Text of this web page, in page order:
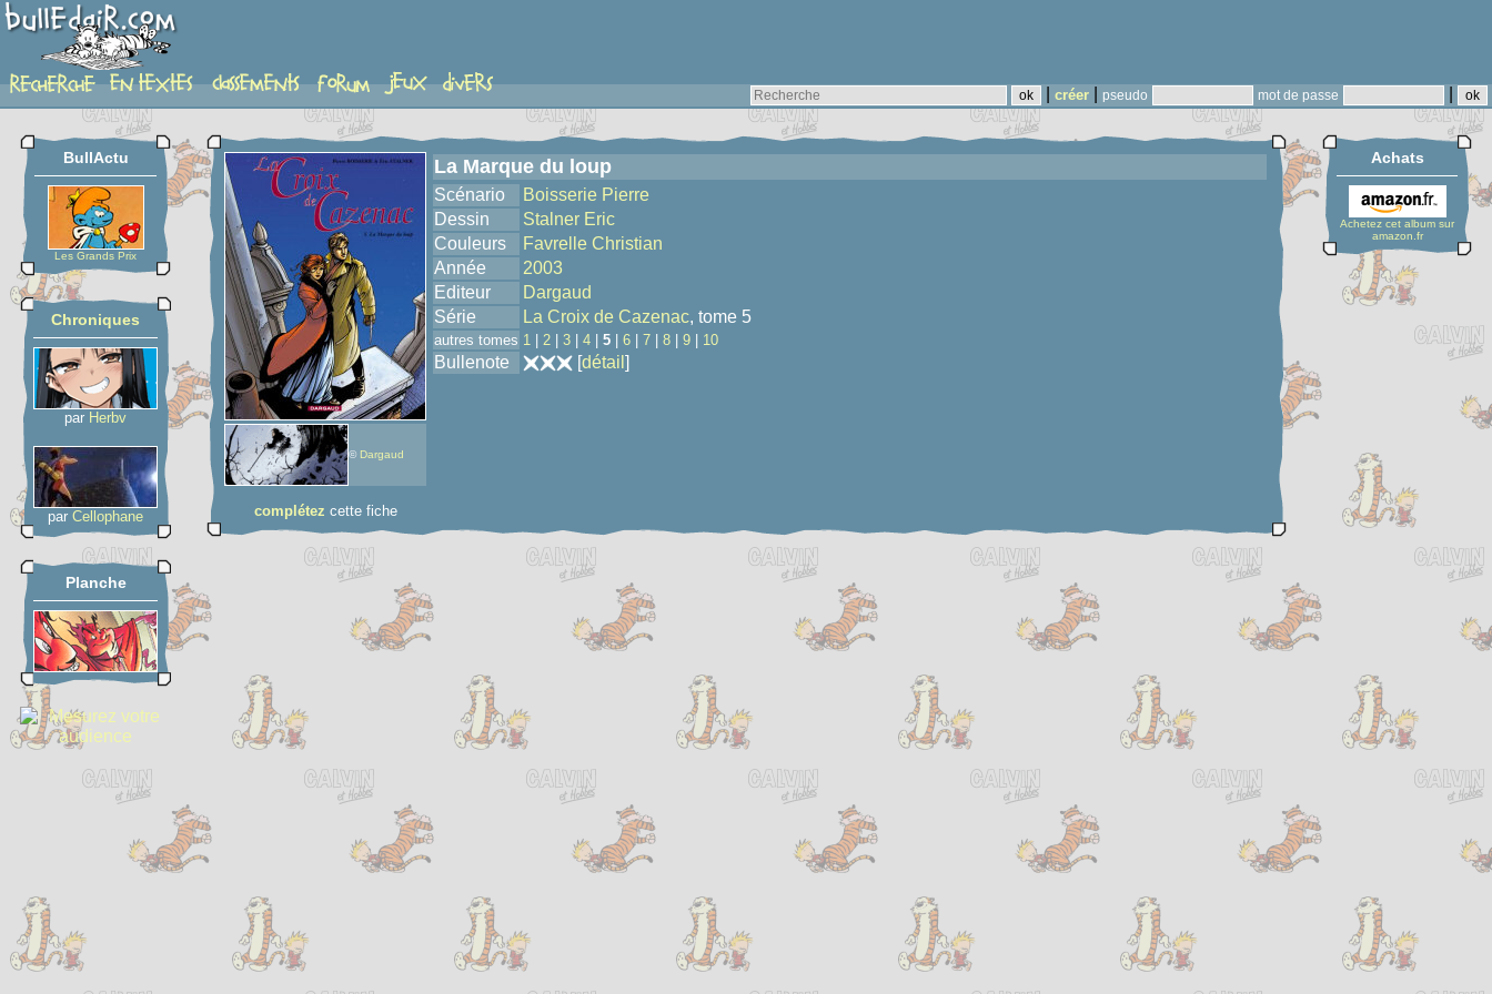
créer pseudo mot de passe
album
BullActu
Les Grands Prix
Chroniques
par Herbv
par Cellophane
Planche
© Dargaud
complétez cette fiche
La Marque du loup
Scénario
Boisserie Pierre
Dessin
Stalner Eric
Couleurs
Favrelle Christian
Année
2003
Editeur
Dargaud
Série
La Croix de Cazenac, tome 5
autres tomes 1 2 3 4 5 6 7 8 9 10
Bullenote [détail ]
Achats
Achetez cet album sur
amazon.fr